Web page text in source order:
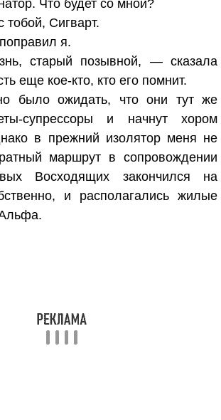
Что будет со мной?
Сигварт.
я.
старый позывной, — сказала
еще кое-кто, кто его помнит.
было ожидать, что они тут же
супрессоры и начнут хором
в прежний изолятор меня не
маршрут в сопровождении
Восходящих закончился на
и располагались жилые